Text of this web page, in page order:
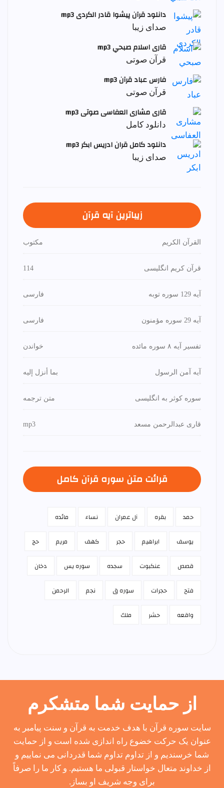
دانلود قرآن پیشوا قادر الکردی mp3
صدای زیبا
قاری اسلام صبحي mp3
قرآن صوتی
فارس عباد قرآن mp3
قرآن صوتی
قاری مشاری العفاسی صوتی mp3
دانلود کامل
دانلود کامل قران ادریس ابکر mp3
صدای زیبا
زیباترین آیه قرآن
القرآن الكريم مكتوب
قرآن کریم انگلیسی 114
آیه 129 سوره توبه فارسی
آیه 29 سوره مؤمنون فارسی
تفسیر آیه ۸ سوره مائده خواندن
آیه آمن الرسول بما أنزل إليه
سوره کوثر به انگلیسی متن ترجمه
قاری عبدالرحمن مسعد mp3
قرائت متن سوره قرآن كامل
حمد بقره آل عمران نساء مائده
يوسف ابراهيم حجر كهف مريم حج
قصص عنكبوت سجده سوره يس دخان
فتح حجرات سوره ق نجم الرحمن
واقعه حشر ملك
از حمایت شما متشکرم
سایت سوره قرآن با هدف خدمت به قرآن و سنت پیامبر به
عنوان یک حرکت خضوع راه اندازی شده است و از حمایت
شما خرسندیم و از تداوم تداوم شما قدردانی می نماییم و
از خداوند متعال خواستار قبولی ما هستیم. و کار ما را صرفاً
برای وجه شریف او بساز.